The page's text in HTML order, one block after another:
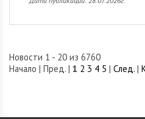
Новости 1 - 20 из 6760
Начало | Пред. | 1 2 3 4 5 | След. |